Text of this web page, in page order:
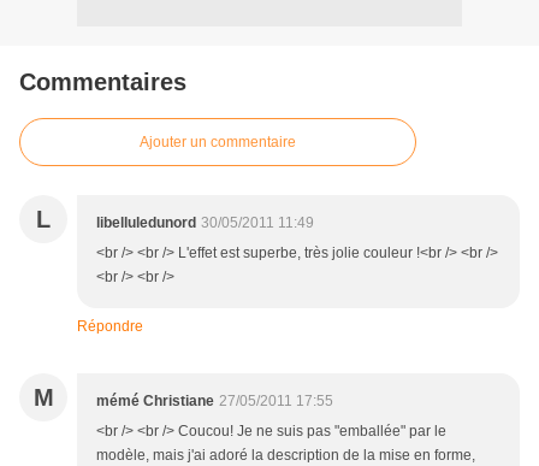
Commentaires
Ajouter un commentaire
L libelluledunord 30/05/2011 11:49
<br /> <br /> L'effet est superbe, très jolie couleur !<br /> <br />
<br /> <br />
Répondre
M mémé Christiane 27/05/2011 17:55
<br /> <br /> Coucou! Je ne suis pas "emballée" par le
modèle, mais j'ai adoré la description de la mise en forme,